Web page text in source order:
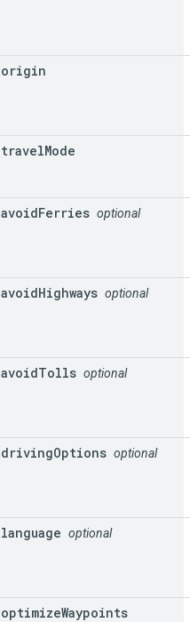
origin
travelMode
avoidFerries optional
avoidHighways optional
avoidTolls optional
drivingOptions optional
language optional
optimizeWaypoints